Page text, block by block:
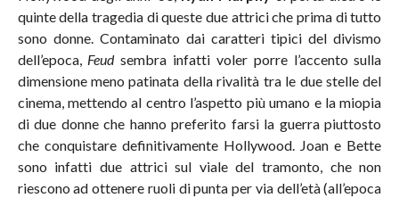
quinte della tragedia di queste due attrici che prima di tutto
sono donne. Contaminato dai caratteri tipici del divismo
dell’epoca, Feudsembra infatti voler porre l’accento sulla
dimensione meno patinata della rivalità tra le due stelle del
cinema, mettendo al centro l’aspetto più umano e la miopia
di due donne che hanno preferito farsi la guerra piuttosto
che conquistare definitivamente Hollywood. Joan e Bette
sono infatti due attrici sul viale del tramonto, che non
riescono ad ottenere ruoli di punta per via dell’età (all’epoca